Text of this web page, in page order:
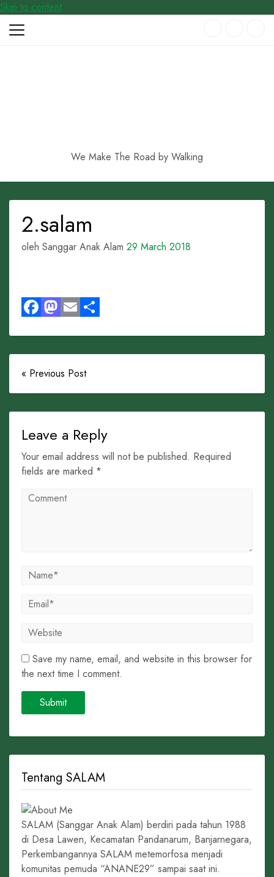
Skip to content
We Make The Road by Walking
2.salam
oleh Sanggar Anak Alam 29 March 2018
« Previous Post
Leave a Reply
Your email address will not be published. Required
fields are marked *
Save my name, email, and website in this browser for
the next time I comment.
Tentang SALAM
SALAM (Sanggar Anak Alam) berdiri pada tahun 1988
di Desa Lawen, Kecamatan Pandanarum, Banjarnegara,
Perkembangannya SALAM metemorfosa menjadi
komunitas pemuda “ANANE29” sampai saat ini.